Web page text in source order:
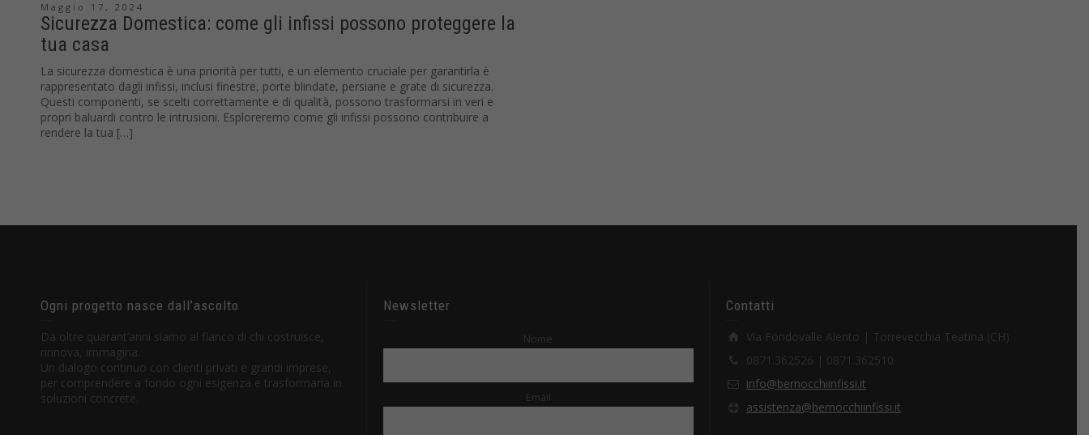
Maggio 17, 2024
Sicurezza Domestica: come gli infissi possono proteggere la
tua casa
La sicurezza domestica è una priorità per tutti, e un elemento cruciale per garantirla è
rappresentato dagli infissi, inclusi finestre, porte blindate, persiane e grate di sicurezza.
Questi componenti, se scelti correttamente e di qualità, possono trasformarsi in veri e
propri baluardi contro le intrusioni. Esploreremo come gli infissi possono contribuire a
rendere la tua […]
Ogni progetto nasce dall’ascolto
Da oltre quarant’anni siamo al fianco di chi costruisce,
rinnova, immagina.
Un dialogo continuo con clienti privati e grandi imprese,
per comprendere a fondo ogni esigenza e trasformarla in
soluzioni concrete.
Newsletter
Nome
Email
Contatti
Via Fondovalle Alento | Torrevecchia Teatina (CH)
0871.362526 | 0871.362510
info@bernocchiinfissi.it
assistenza@bernocchiinfissi.it